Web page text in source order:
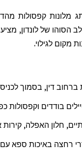
מלונות קפסולות
הסוהו של לונדון,
מקום לגילוי.
דין, בסמוך
בודדים וקפסולות
חלון האפלה,
רחצה באיכות ספא עם